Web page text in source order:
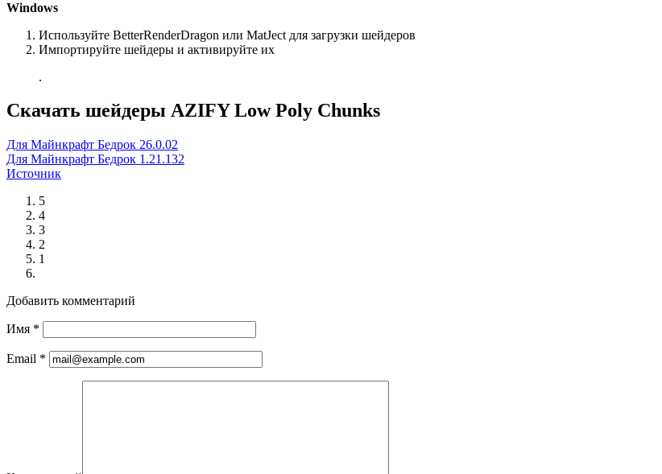
Windows
Используйте BetterRenderDragon или MatJect для загрузки шейдеров
Импортируйте шейдеры и активируйте их
.
Скачать шейдеры AZIFY Low Poly Chunks
Для Майнкрафт Бедрок 26.0.02
Для Майнкрафт Бедрок 1.21.132
Источник
5
4
3
2
1
Добавить комментарий
Имя *
Email *